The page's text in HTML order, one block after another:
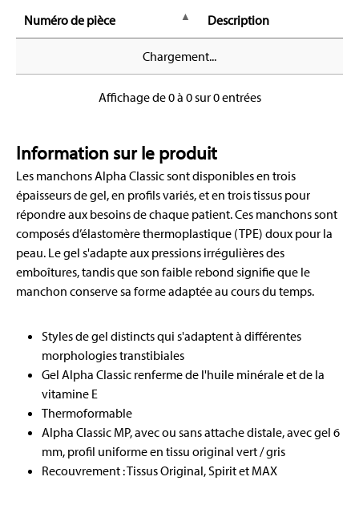
Numéro de pièce Description
Chargement...
Affichage de 0 à 0 sur 0 entrées
Information sur le produit
Les manchons Alpha Classic sont disponibles en trois
épaisseurs de gel, en profils variés, et en trois tissus pour
répondre aux besoins de chaque patient. Ces manchons sont
composés d’élastomère thermoplastique (TPE) doux pour la
peau. Le gel s'adapte aux pressions irrégulières des
emboîtures, tandis que son faible rebond signifie que le
manchon conserve sa forme adaptée au cours du temps.
Styles de gel distincts qui s'adaptent à différentes
morphologies transtibiales
Gel Alpha Classic renferme de l'huile minérale et de la
vitamine E
Thermoformable
Alpha Classic MP, avec ou sans attache distale, avec gel 6
mm, profil uniforme en tissu original vert / gris
Recouvrement : Tissus Original, Spirit et MAX